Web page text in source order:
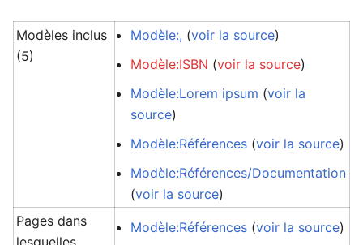
Modèles inclus
(5)
Modèle:, (voir la source)
Modèle:ISBN (voir la source)
Modèle:Lorem ipsum (voir la
source)
Modèle:Références (voir la source)
Modèle:Références/Documentation
(voir la source)
Pages dans
lesquelles
Modèle:Références (voir la source)